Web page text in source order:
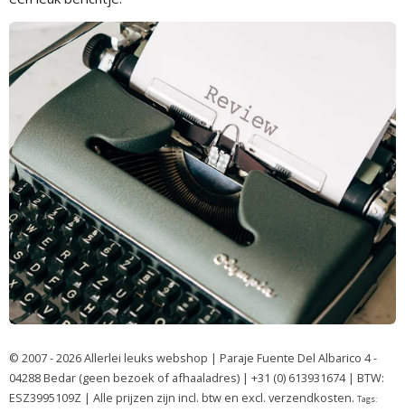
© 2007 - 2026 Allerlei leuks webshop | Paraje Fuente Del Albarico 4 -
04288 Bedar (geen bezoek of afhaaladres) | +31 (0) 613931674 | BTW:
ESZ3995109Z | Alle prijzen zijn incl. btw en excl. verzendkosten. Tags: